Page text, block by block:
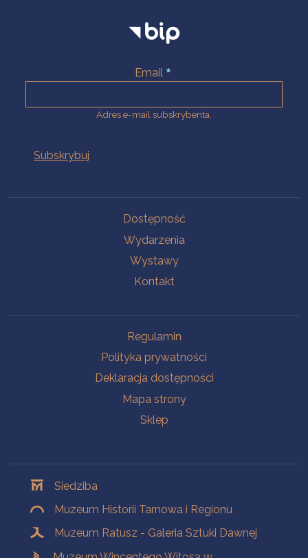
Email
Adres e-mail subskrybenta.
Dostępność
Wydarzenia
Wystawy
Kontakt
Regulamin
Polityka prywatności
Deklaracja dostępności
Mapa strony
Sklep
Siedziba
Muzeum Historii Tarnowa i Regionu
Muzeum Ratusz - Galeria Sztuki Dawnej